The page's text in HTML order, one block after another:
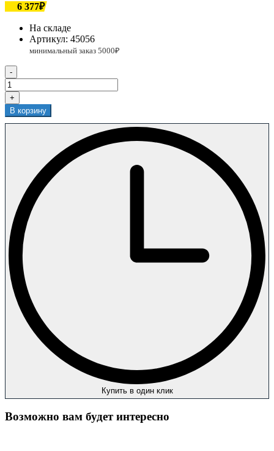
6 377₽
На складе
Артикул: 45056
-
+
В корзину
Купить в один клик
Возможно вам будет интересно